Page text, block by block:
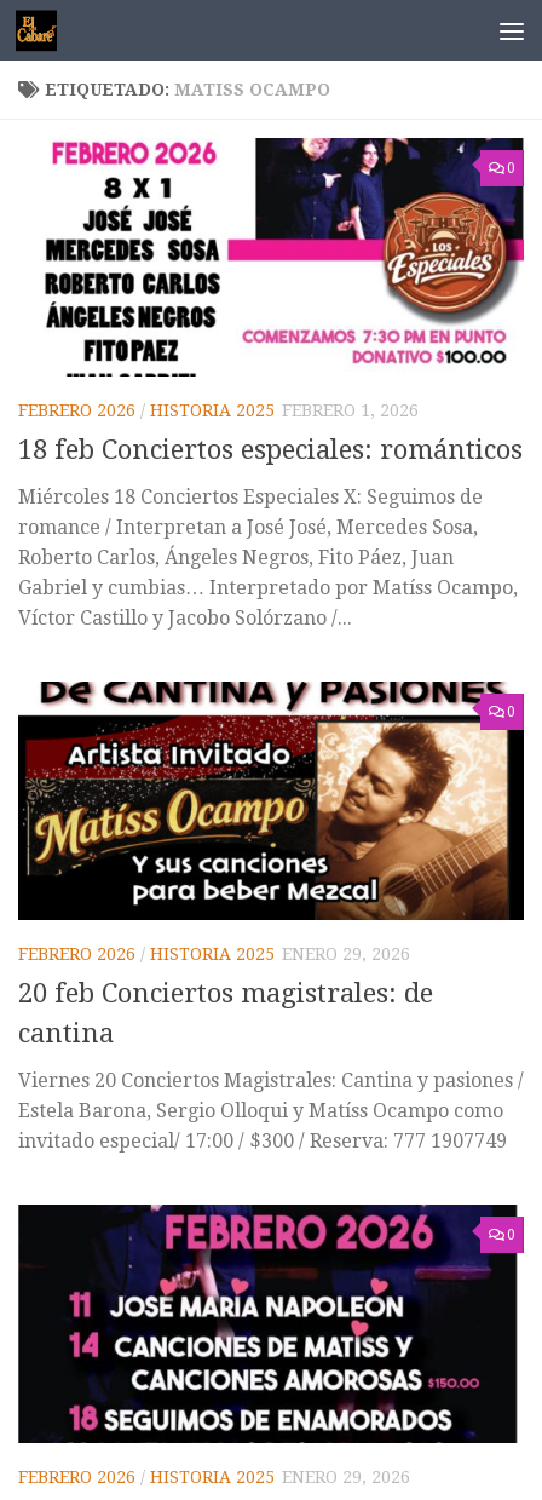
Saltar al contenido
ETIQUETADO: MATISS OCAMPO
0
FEBRERO 2026 / HISTORIA 2025 FEBRERO 1, 2026
18 feb Conciertos especiales: románticos
Miércoles 18 Conciertos Especiales X: Seguimos de
romance / Interpretan a José José, Mercedes Sosa,
Roberto Carlos, Ángeles Negros, Fito Páez, Juan
Gabriel y cumbias… Interpretado por Matíss Ocampo,
Víctor Castillo y Jacobo Solórzano /...
0
FEBRERO 2026 / HISTORIA 2025 ENERO 29, 2026
20 feb Conciertos magistrales: de
cantina
Viernes 20 Conciertos Magistrales: Cantina y pasiones /
Estela Barona, Sergio Olloqui y Matíss Ocampo como
invitado especial/ 17:00 / $300 / Reserva: 777 1907749
0
FEBRERO 2026 / HISTORIA 2025 ENERO 29, 2026